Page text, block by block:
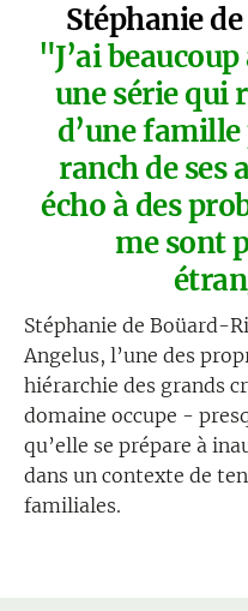
Stéphanie
"J’ai
une série qui
d’une
ranch de ses
écho à des
me sont
Stéphanie de Boüard-
Angelus, l’une des
hiérarchie des grands
domaine occupe -
qu’elle se prépare à
dans un contexte de
familiales.